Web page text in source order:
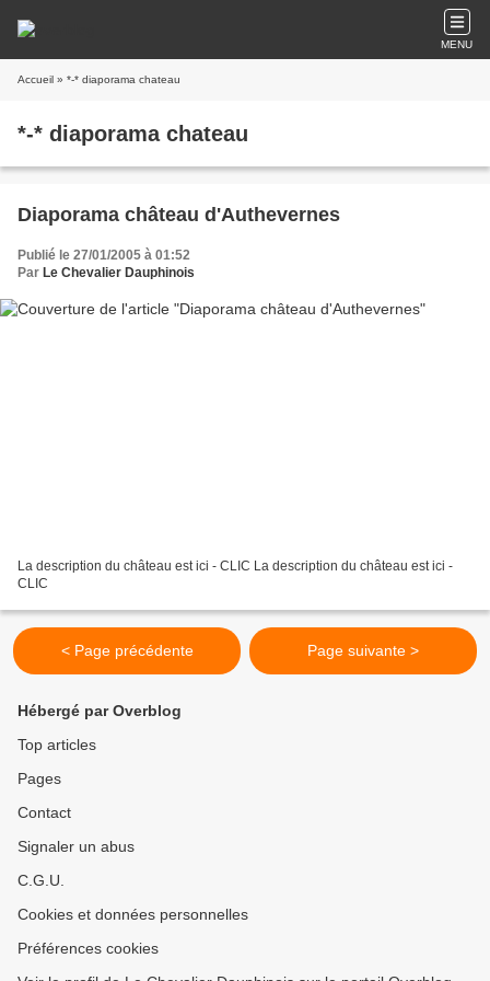
MENU
Accueil » *-* diaporama chateau
*-* diaporama chateau
Diaporama château d'Authevernes
Publié le 27/01/2005 à 01:52
Par Le Chevalier Dauphinois
La description du château est ici - CLIC La description du château est ici -
CLIC
< Page précédente Page suivante >
Hébergé par Overblog
Top articles
Pages
Contact
Signaler un abus
C.G.U.
Cookies et données personnelles
Préférences cookies